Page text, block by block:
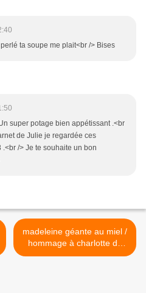
ta soupe me plait<br /> Bises
super potage bien appétissant .<br
de Julie je regardée ces
/> Je te souhaite un bon
madeleine géante au miel /
hommage à charlotte du
blog "les recettes de la